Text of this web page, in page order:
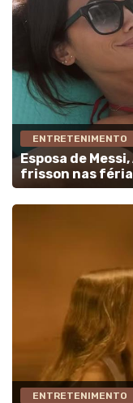
ENTRETENIMENTO
Esposa de
frisson nas
ENTRETENIMENTO